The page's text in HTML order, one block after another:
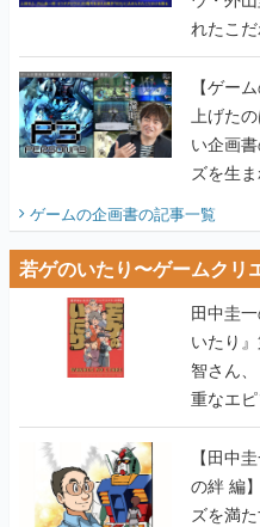
れたこ
画書】
【ゲー
上げた
い企画
ズを生
ゲームの企画書の記事一覧
若ゲのいたり〜ゲームクリ
田中圭
いたり
智さん
重なエ
【田中
の絆 編
ズを満